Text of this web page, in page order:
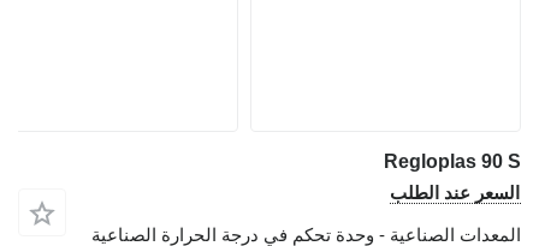
Regloplas 90 S
السعر عند الطلب
المعدات الصناعية - وحدة تحكم في درجة الحرارة الصناعية